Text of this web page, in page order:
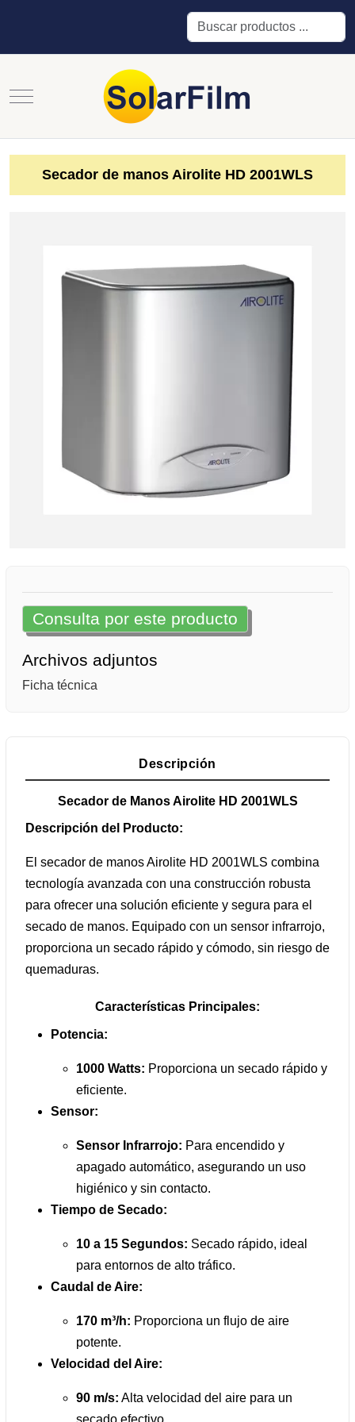
Buscar
Mobile Menu Toggle
Secador de manos Airolite HD 2001WLS
Consulta por este producto
Archivos adjuntos
Ficha técnica
Descripción
Secador de Manos Airolite HD 2001WLS
Descripción del Producto:
El secador de manos Airolite HD 2001WLS combina
tecnología avanzada con una construcción robusta
para ofrecer una solución eficiente y segura para el
secado de manos. Equipado con un sensor infrarrojo,
proporciona un secado rápido y cómodo, sin riesgo de
quemaduras.
Características Principales:
Potencia:
1000 Watts: Proporciona un secado rápido y
eficiente.
Sensor:
Sensor Infrarrojo: Para encendido y
apagado automático, asegurando un uso
higiénico y sin contacto.
Tiempo de Secado:
10 a 15 Segundos: Secado rápido, ideal
para entornos de alto tráfico.
Caudal de Aire:
170 m³/h: Proporciona un flujo de aire
potente.
Velocidad del Aire:
90 m/s: Alta velocidad del aire para un
secado efectivo.